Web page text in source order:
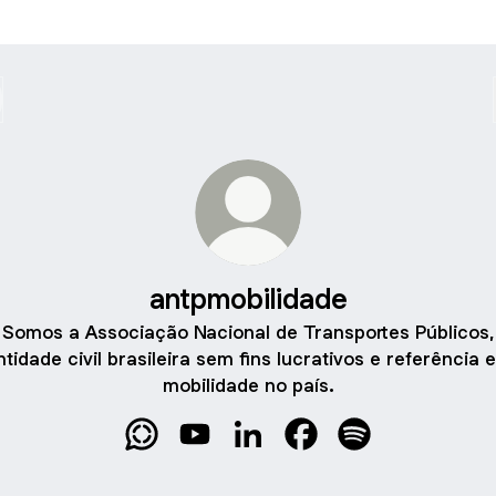
antpmobilidade
Somos a Associação Nacional de Transportes Públicos,
civil brasileira sem fins lucrativos e referência
mobilidade no país.